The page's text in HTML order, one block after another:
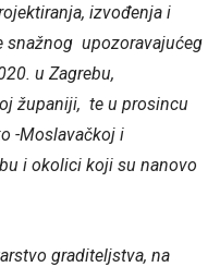
izvođenja i
snažnog upozoravajućeg
u Zagrebu,
županiji, te u prosincu
-Moslavačkoj i
i okolici koji su nanovo
graditeljstva, na